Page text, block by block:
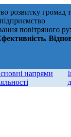
розвитку громад
повітряного
напрями